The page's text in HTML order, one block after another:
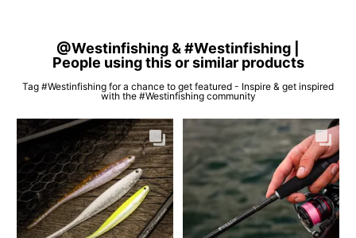
@Westinfishing & #Westinfishing |
People using this or similar products
Tag #Westinfishing for a chance to get featured - Inspire & get inspired
with the #Westinfishing community